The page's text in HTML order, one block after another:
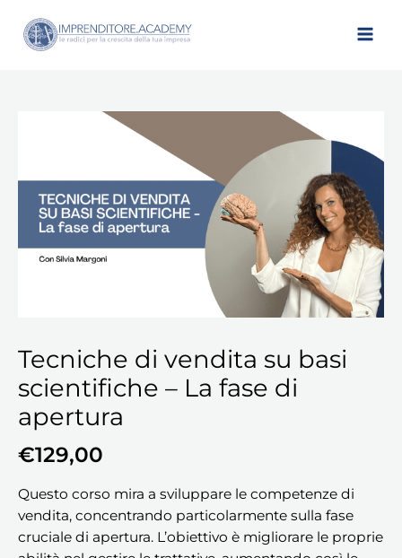
contenuto
Tecniche di vendita su basi
scientifiche – La fase di
apertura
€129,00
Questo corso mira a sviluppare le competenze di
vendita, concentrando particolarmente sulla fase
cruciale di apertura. L’obiettivo è migliorare le proprie
su
basi
scientifiche
-
quantità